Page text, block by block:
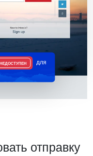
НЕДОСТУПЕН
для
отправку